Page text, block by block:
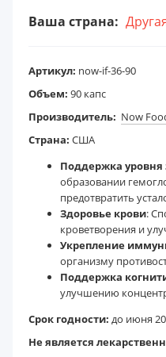
Ваша страна:
Артикул: now-if-36-90
Объем: 90 капс
Производитель: Now
Страна: США
Поддержка уровня
образовании
предотвратить
Здоровье крови:
кроветворения и
Укрепление
организму
Поддержка
улучшению
Срок годности: до июня
Не является